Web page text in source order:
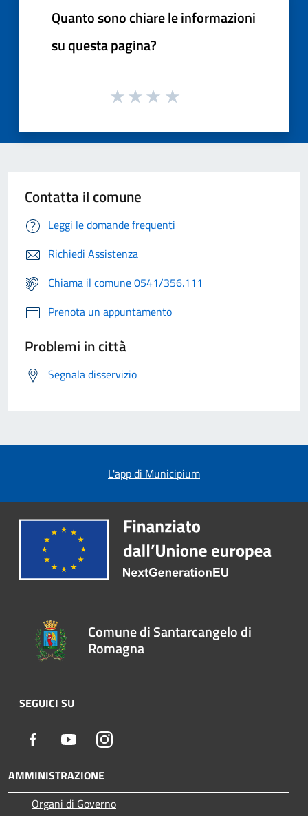
Quanto sono chiare le informazioni
su questa pagina?
Contatta il comune
Leggi le domande frequenti
Richiedi Assistenza
Chiama il comune 0541/356.111
Prenota un appuntamento
Problemi in città
Segnala disservizio
L'app di Municipium
Comune di Santarcangelo di
Romagna
SEGUICI SU
Facebook YoutubeInstagram
AMMINISTRAZIONE
Organi di Governo